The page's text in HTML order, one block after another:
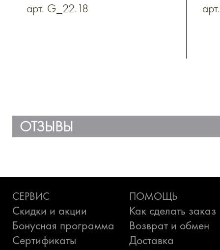
арт. G_22.18
ОТЗЫВЫ
СЕРВИС
Скидки и акции
Бонусная программа
Сертификаты
ПОМОЩЬ
Как сделать заказ
Возврат и обмен
Доставка